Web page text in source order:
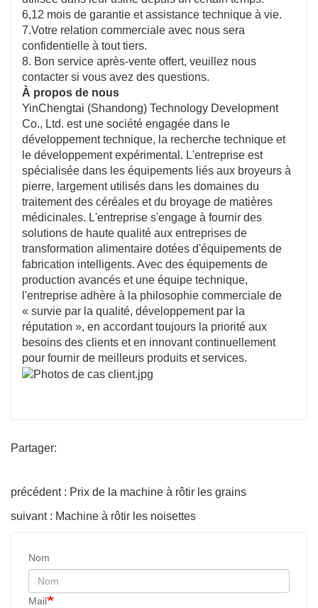
6,12 mois de garantie et assistance technique à vie.
7.Votre relation commerciale avec nous sera
confidentielle à tout tiers.
8. Bon service après-vente offert, veuillez nous
contacter si vous avez des questions.
À propos de nous
YinChengtai (Shandong) Technology Development
Co., Ltd. est une société engagée dans le
développement technique, la recherche technique et
le développement expérimental. L'entreprise est
spécialisée dans les équipements liés aux broyeurs à
pierre, largement utilisés dans les domaines du
traitement des céréales et du broyage de matières
médicinales. L'entreprise s'engage à fournir des
solutions de haute qualité aux entreprises de
transformation alimentaire dotées d'équipements de
fabrication intelligents. Avec des équipements de
production avancés et une équipe technique,
l'entreprise adhère à la philosophie commerciale de
« survie par la qualité, développement par la
réputation », en accordant toujours la priorité aux
besoins des clients et en innovant continuellement
pour fournir de meilleurs produits et services.
Partager:
précédent : Prix ​​de la machine à rôtir les grains
suivant : Machine à rôtir les noisettes
Nom
Mail